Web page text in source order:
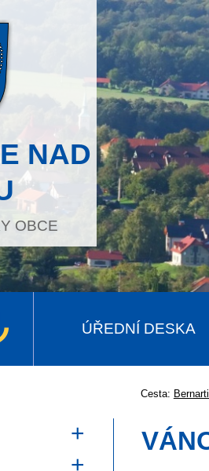
NAD
OBCE
ÚŘEDNÍ DESKA
Cesta: